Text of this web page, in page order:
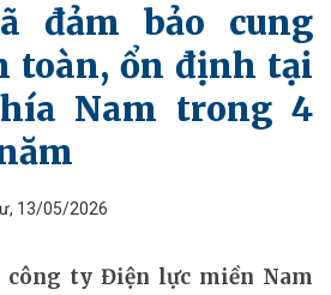
đảm bảo cung
toàn, ổn định tại
Nam trong 4
13/05/2026
công ty Điện lực miền Nam